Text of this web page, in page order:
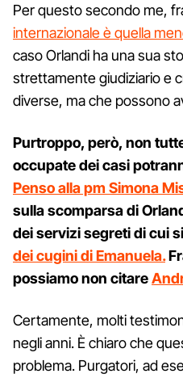
Per questo secondo me,
internazionale è quella
caso Orlandi ha una sua
strettamente giudiziario e
diverse, ma che possono
Purtroppo, però, non
occupate dei casi
Penso alla pm Simona
sulla scomparsa di
dei servizi segreti di cui
dei cugini di Emanuela.
possiamo non citare
Certamente, molti
negli anni. È chiaro che
problema. Purgatori, ad